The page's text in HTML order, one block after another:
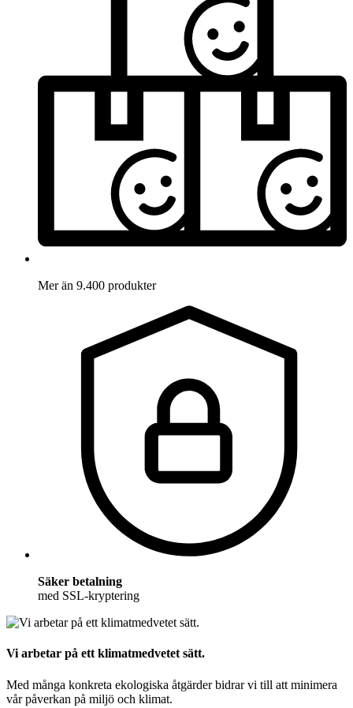
Mer än 9.400 produkter
Säker betalning
med SSL-kryptering
Vi arbetar på ett klimatmedvetet sätt.
Med många konkreta ekologiska åtgärder bidrar vi till att minimera
vår påverkan på miljö och klimat.